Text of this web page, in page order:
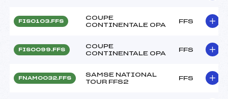
FIS0103.FFS
COUPE
CONTINENTALE OPA
FFS
FIS0099.FFS
COUPE
CONTINENTALE OPA
FFS
FNAM0032.FFS
SAMSE NATIONAL
TOUR FFS2
FFS